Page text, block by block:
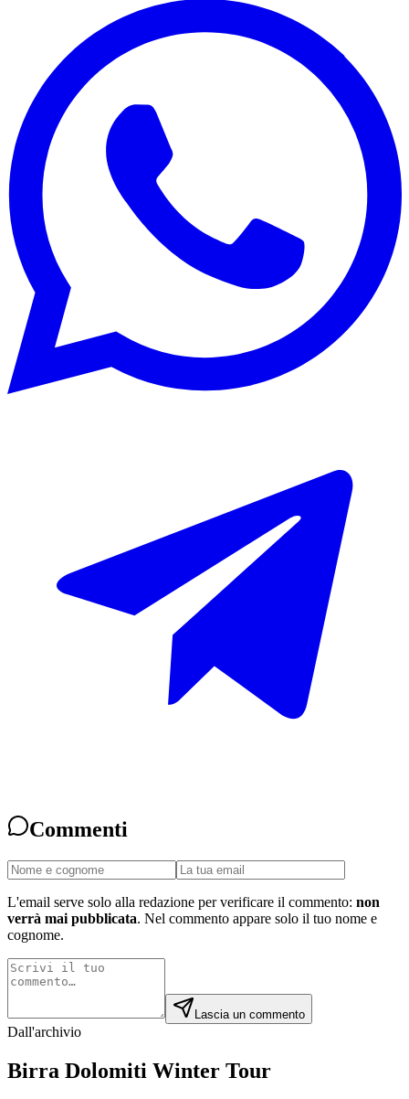
Commenti
L'email serve solo alla redazione per verificare il commento: non
verrà mai pubblicata. Nel commento appare solo il tuo nome e
cognome.
Lascia un commento
Dall'archivio
Birra Dolomiti Winter Tour